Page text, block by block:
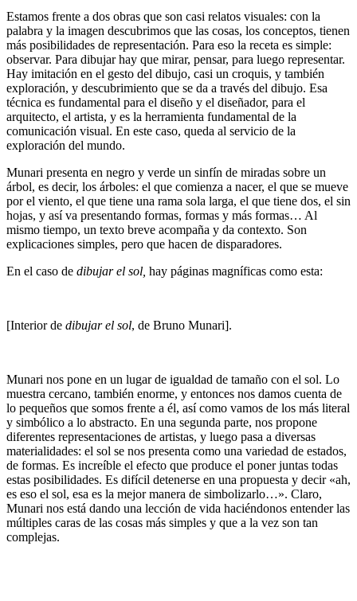
Estamos frente a dos obras que son casi relatos visuales: con la
palabra y la imagen descubrimos que las cosas, los conceptos, tienen
más posibilidades de representación. Para eso la receta es simple:
observar. Para dibujar hay que mirar, pensar, para luego representar.
Hay imitación en el gesto del dibujo, casi un croquis, y también
exploración, y descubrimiento que se da a través del dibujo. Esa
técnica es fundamental para el diseño y el diseñador, para el
arquitecto, el artista, y es la herramienta fundamental de la
comunicación visual. En este caso, queda al servicio de la
exploración del mundo.
Munari presenta en negro y verde un sinfín de miradas sobre un
árbol, es decir, los árboles: el que comienza a nacer, el que se mueve
por el viento, el que tiene una rama sola larga, el que tiene dos, el sin
hojas, y así va presentando formas, formas y más formas… Al
mismo tiempo, un texto breve acompaña y da contexto. Son
explicaciones simples, pero que hacen de disparadores.
En el caso de dibujar el sol, hay páginas magníficas como esta:
[Interior de dibujar el sol, de Bruno Munari].
Munari nos pone en un lugar de igualdad de tamaño con el sol. Lo
muestra cercano, también enorme, y entonces nos damos cuenta de
lo pequeños que somos frente a él, así como vamos de los más literal
y simbólico a lo abstracto. En una segunda parte, nos propone
diferentes representaciones de artistas, y luego pasa a diversas
materialidades: el sol se nos presenta como una variedad de estados,
de formas. Es increíble el efecto que produce el poner juntas todas
estas posibilidades. Es difícil detenerse en una propuesta y decir «ah,
es eso el sol, esa es la mejor manera de simbolizarlo…». Claro,
Munari nos está dando una lección de vida haciéndonos entender las
múltiples caras de las cosas más simples y que a la vez son tan
complejas.